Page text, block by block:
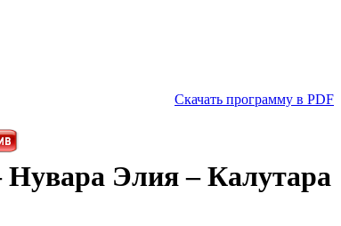
Скачать программу в PDF
Элия – Калутара